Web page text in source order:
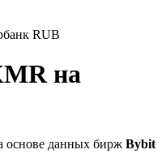
RUB
на
основе данных бирж Bybit